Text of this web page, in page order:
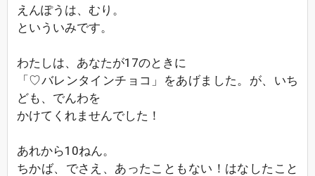
えんぽうは、むり。
といういみです。
わたしは、あなたが17のときに
「♡バレンタインチョコ」をあげました。が、いち
ども、でんわを
かけてくれませんでした！
あれから10ねん。
ちかば、でさえ、あったこともない！はなしたこと